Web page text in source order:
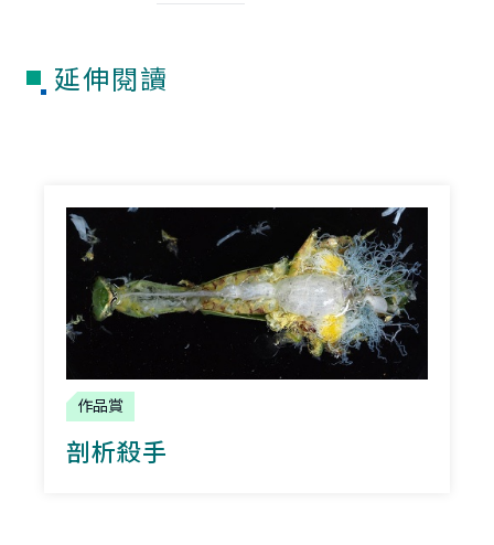
延伸閱讀
作品賞
剖析殺手